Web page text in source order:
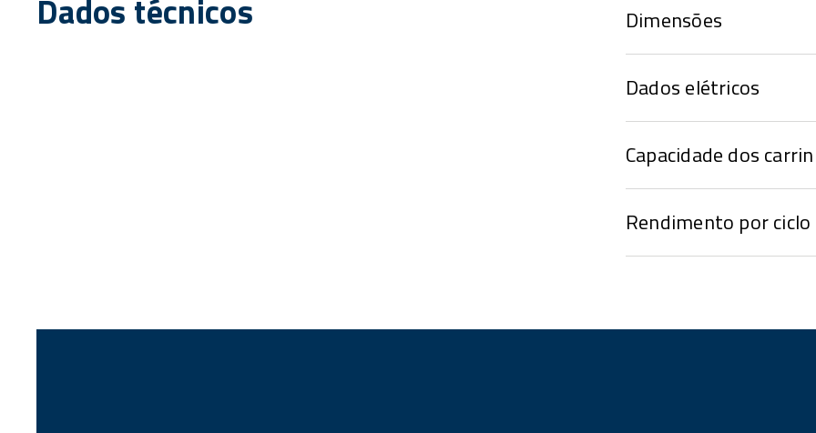
Dados técnicos Dimensões
Dados elétricos
Capacidade dos
Rendimento por ciclo